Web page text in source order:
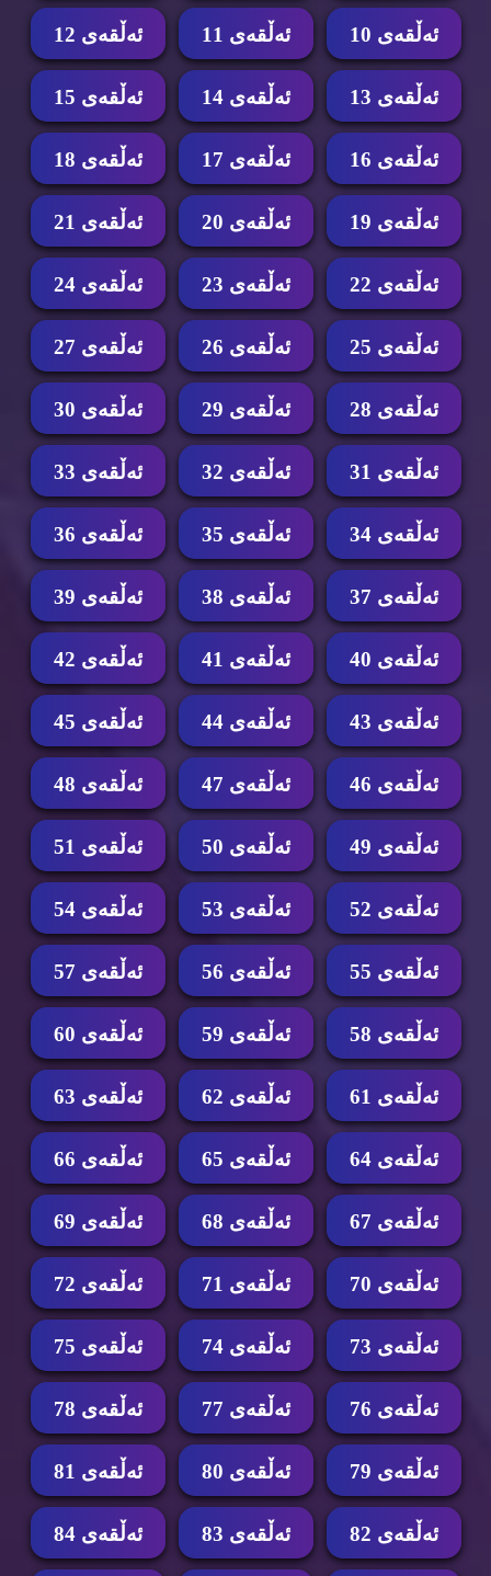
ئه‌ڵقه‌ی 10 ئه‌ڵقه‌ی 11 ئه‌ڵقه‌ی 12
ئه‌ڵقه‌ی 13 ئه‌ڵقه‌ی 14 ئه‌ڵقه‌ی 15
ئه‌ڵقه‌ی 16 ئه‌ڵقه‌ی 17 ئه‌ڵقه‌ی 18
ئه‌ڵقه‌ی 19 ئه‌ڵقه‌ی 20 ئه‌ڵقه‌ی 21
ئه‌ڵقه‌ی 22 ئه‌ڵقه‌ی 23 ئه‌ڵقه‌ی 24
ئه‌ڵقه‌ی 25 ئه‌ڵقه‌ی 26 ئه‌ڵقه‌ی 27
ئه‌ڵقه‌ی 28 ئه‌ڵقه‌ی 29 ئه‌ڵقه‌ی 30
ئه‌ڵقه‌ی 31 ئه‌ڵقه‌ی 32 ئه‌ڵقه‌ی 33
ئه‌ڵقه‌ی 34 ئه‌ڵقه‌ی 35 ئه‌ڵقه‌ی 36
ئه‌ڵقه‌ی 37 ئه‌ڵقه‌ی 38 ئه‌ڵقه‌ی 39
ئه‌ڵقه‌ی 40 ئه‌ڵقه‌ی 41 ئه‌ڵقه‌ی 42
ئه‌ڵقه‌ی 43 ئه‌ڵقه‌ی 44 ئه‌ڵقه‌ی 45
ئه‌ڵقه‌ی 46 ئه‌ڵقه‌ی 47 ئه‌ڵقه‌ی 48
ئه‌ڵقه‌ی 49 ئه‌ڵقه‌ی 50 ئه‌ڵقه‌ی 51
ئه‌ڵقه‌ی 52 ئه‌ڵقه‌ی 53 ئه‌ڵقه‌ی 54
ئه‌ڵقه‌ی 55 ئه‌ڵقه‌ی 56 ئه‌ڵقه‌ی 57
ئه‌ڵقه‌ی 58 ئه‌ڵقه‌ی 59 ئه‌ڵقه‌ی 60
ئه‌ڵقه‌ی 61 ئه‌ڵقه‌ی 62 ئه‌ڵقه‌ی 63
ئه‌ڵقه‌ی 64 ئه‌ڵقه‌ی 65 ئه‌ڵقه‌ی 66
ئه‌ڵقه‌ی 67 ئه‌ڵقه‌ی 68 ئه‌ڵقه‌ی 69
ئه‌ڵقه‌ی 70 ئه‌ڵقه‌ی 71 ئه‌ڵقه‌ی 72
ئه‌ڵقه‌ی 73 ئه‌ڵقه‌ی 74 ئه‌ڵقه‌ی 75
ئه‌ڵقه‌ی 76 ئه‌ڵقه‌ی 77 ئه‌ڵقه‌ی 78
ئه‌ڵقه‌ی 79 ئه‌ڵقه‌ی 80 ئه‌ڵقه‌ی 81
ئه‌ڵقه‌ی 82 ئه‌ڵقه‌ی 83 ئه‌ڵقه‌ی 84